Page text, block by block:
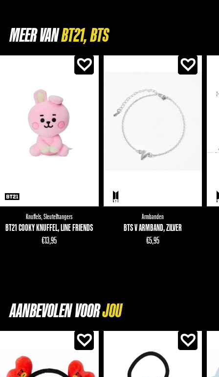
MEER VAN
Knuffels,Sleutelhangers
BT21 COOKY KNUFFEL, LINE FRIENDS
€13,95
Armbanden
BTS V ARMBAND, ZILVER
€5,95
AANBEVOLEN VOOR